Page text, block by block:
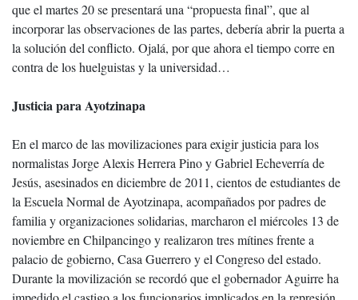
que el martes 20 se presentará una “propuesta final”, que al
incorporar las observaciones de las partes, debería abrir la puerta a
la solución del conflicto. Ojalá, por que ahora el tiempo corre en
contra de los huelguistas y la universidad…
Justicia para Ayotzinapa
En el marco de las movilizaciones para exigir justicia para los
normalistas Jorge Alexis Herrera Pino y Gabriel Echeverría de
Jesús, asesinados en diciembre de 2011, cientos de estudiantes de
la Escuela Normal de Ayotzinapa, acompañados por padres de
familia y organizaciones solidarias, marcharon el miércoles 13 de
noviembre en Chilpancingo y realizaron tres mítines frente a
palacio de gobierno, Casa Guerrero y el Congreso del estado.
Durante la movilización se recordó que el gobernador Aguirre ha